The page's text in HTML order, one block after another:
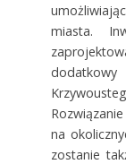
miasta.
na
zostanie